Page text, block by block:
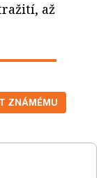
až
ZNÁMÉMU